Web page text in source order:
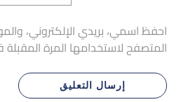
احفظ اسمي، بريدي الإلكتروني،
المتصفح لاستخدامها المرة